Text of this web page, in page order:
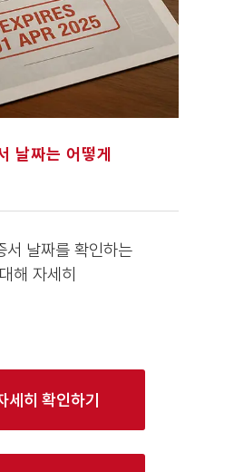
짜는 어떻게
날짜를 확인하는
해 자세히
세히 확인하기